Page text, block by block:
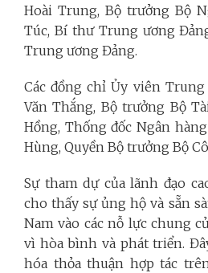
Hoài Trung, Bộ trưởng Bộ
Túc, Bí thư Trung ương
Trung ương Đảng.
Các đồng chỉ Ủy viên
Văn Thắng, Bộ trưởng Bộ
Hồng, Thống đốc Ngân
Hùng, Quyền Bộ trưởng Bộ
Sự tham dự của lãnh đạo
cho thấy sự ủng hộ và sẵn
Nam vào các nỗ lực chung
vì hòa bình và phát triển.
hóa thỏa thuận hợp tác